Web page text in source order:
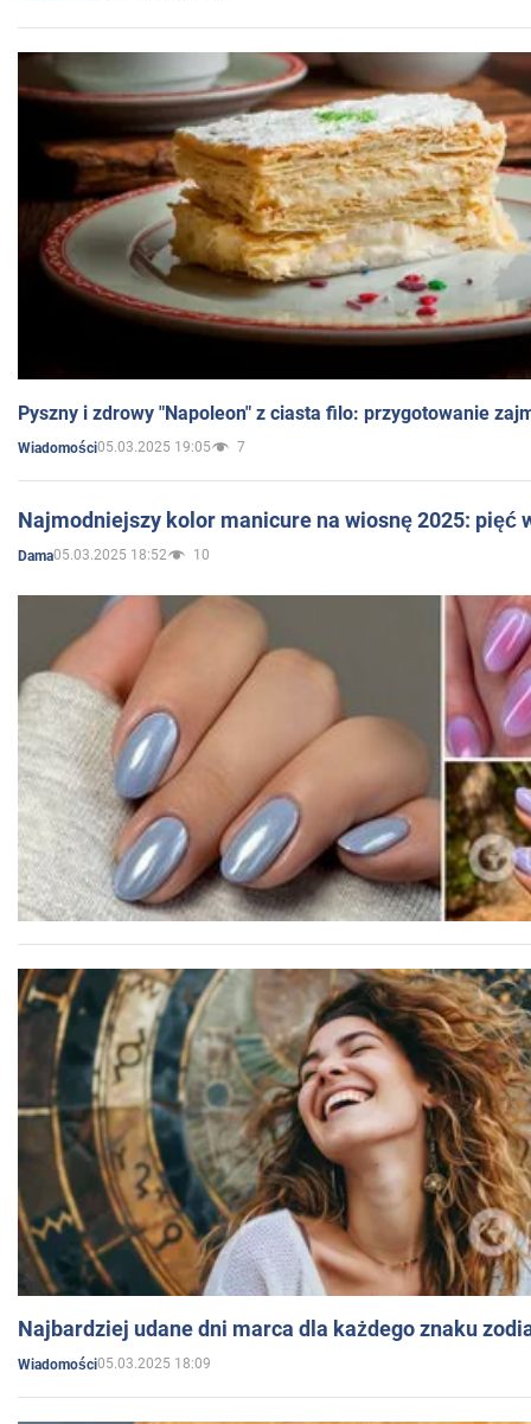
Pyszny i zdrowy "Napoleon" z ciasta filo: przygotowanie
Wiadomości05.03.2025 19:05 7
Najmodniejszy kolor manicure na wiosnę 2025: pięć
Dama05.03.2025 18:52 10
Najbardziej udane dni marca dla każdego znaku
Wiadomości05.03.2025 18:09